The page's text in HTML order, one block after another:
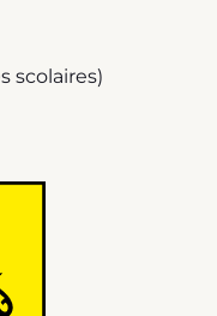
scolaires)